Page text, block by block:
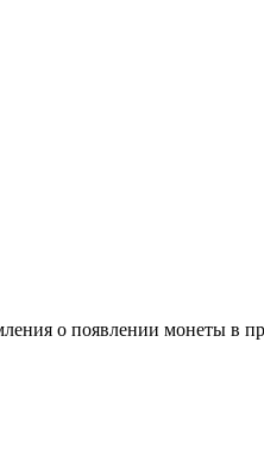
о появлении монеты в